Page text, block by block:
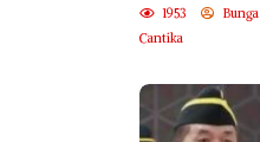
1953
Bunga
Cantika